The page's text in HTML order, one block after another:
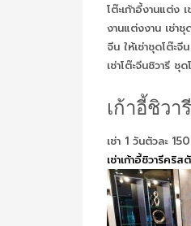
เก้าอี้ชิว
เช่า 1 วันตัวละ
เช่าเก้าอี้ชิวารีคริส